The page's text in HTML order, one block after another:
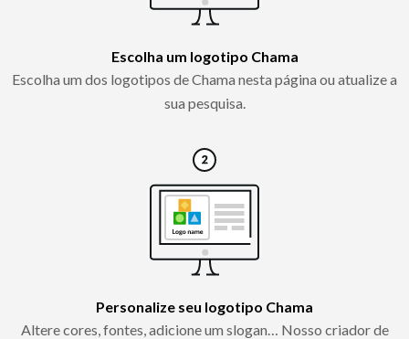
Escolha um logotipo Chama
Escolha um dos logotipos de Chama nesta página ou atualize a
sua pesquisa.
Personalize seu logotipo Chama
Altere cores, fontes, adicione um slogan… Nosso criador de